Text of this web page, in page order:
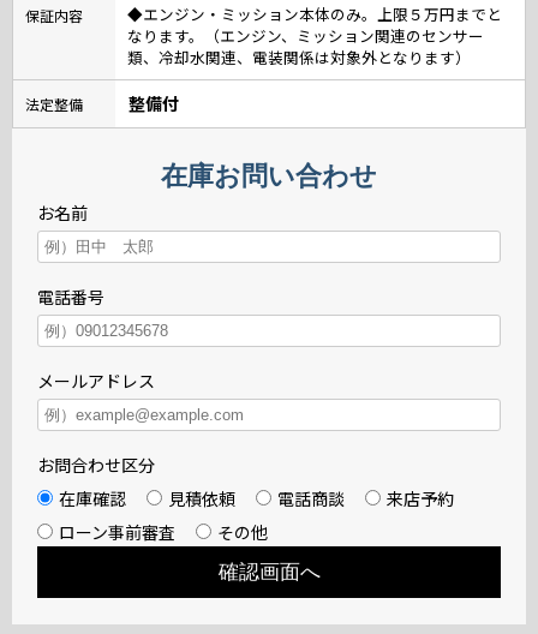
保証内容
◆エンジン・ミッション本体のみ。上限５万円までと
なります。（エンジン、ミッション関連のセンサー
類、冷却水関連、電装関係は対象外となります）
法定整備 整備付
在庫お問い合わせ
お名前
電話番号
メールアドレス
お問合わせ区分
在庫確認
見積依頼 電話商談
来店予約
ローン事前審査
その他